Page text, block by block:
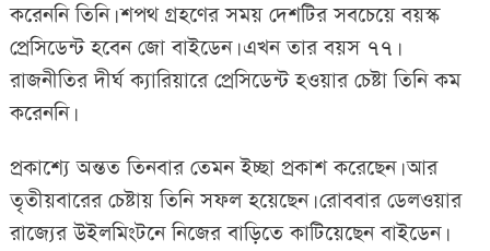
করেননি তিনি। শপথ গ্রহণের সময় দেশটির সবচেয়ে বয়স্ক
প্রেসিডেন্ট হবেন জো বাইডেন। এখন তার বয়স ৭৭।
রাজনীতির দীর্ঘ ক্যারিয়ারে প্রেসিডেন্ট হওয়ার চেষ্টা তিনি কম
করেননি।
প্রকাশ্যে অন্তত তিনবার তেমন ইচ্ছা প্রকাশ করেছেন। আর
তৃতীয়বারের চেষ্টায় তিনি সফল হয়েছেন। রোববার ডেলওয়ার
রাজ্যের উইলমিংটনে নিজের বাড়িতে কাটিয়েছেন বাইডেন।